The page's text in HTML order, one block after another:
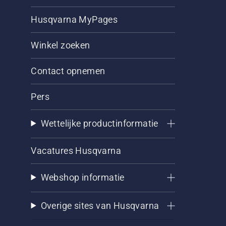
Husqvarna MyPages
Winkel zoeken
Contact opnemen
Pers
Wettelijke productinformatie
Vacatures Husqvarna
Webshop informatie
Overige sites van Husqvarna